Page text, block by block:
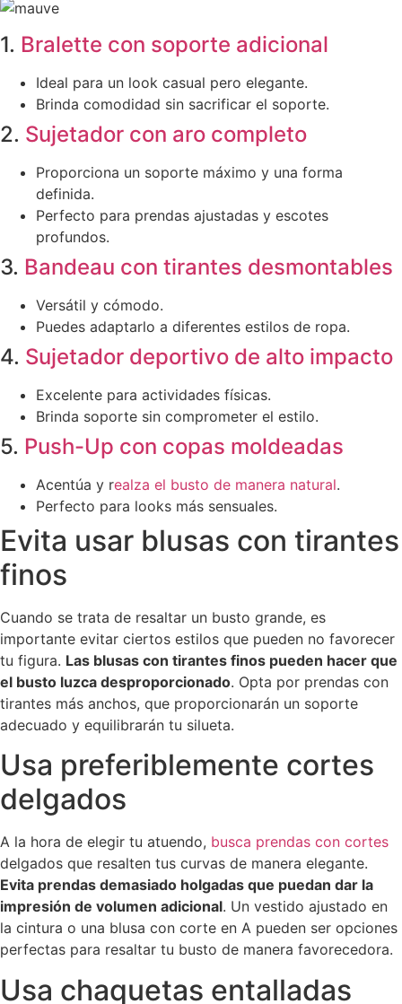
1. Bralette con soporte adicional
Ideal para un look casual pero elegante.
Brinda comodidad sin sacrificar el soporte.
2. Sujetador con aro completo
Proporciona un soporte máximo y una forma
definida.
Perfecto para prendas ajustadas y escotes
profundos.
3. Bandeau con tirantes desmontables
Versátil y cómodo.
Puedes adaptarlo a diferentes estilos de ropa.
4. Sujetador deportivo de alto impacto
Excelente para actividades físicas.
Brinda soporte sin comprometer el estilo.
5. Push-Up con copas moldeadas
Acentúa y realza el busto de manera natural.
Perfecto para looks más sensuales.
Evita usar blusas con tirantes
finos
Cuando se trata de resaltar un busto grande, es
importante evitar ciertos estilos que pueden no favorecer
tu figura. Las blusas con tirantes finos pueden hacer que
el busto luzca desproporcionado. Opta por prendas con
tirantes más anchos, que proporcionarán un soporte
adecuado y equilibrarán tu silueta.
Usa preferiblemente cortes
delgados
A la hora de elegir tu atuendo, busca prendas con cortes
delgados que resalten tus curvas de manera elegante.
Evita prendas demasiado holgadas que puedan dar la
impresión de volumen adicional. Un vestido ajustado en
la cintura o una blusa con corte en A pueden ser opciones
perfectas para resaltar tu busto de manera favorecedora.
Usa chaquetas entalladas